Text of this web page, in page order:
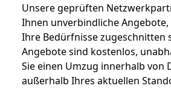
Unsere geprüften
Ihnen unverbindliche
Ihre Bedürfnisse zugeschnitten
Angebote sind kostenlos,
Sie einen Umzug innerhalb von
außerhalb Ihres aktuellen